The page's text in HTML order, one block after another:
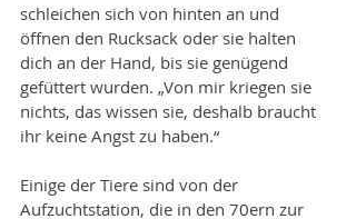
schleichen sich von hinten an und
öffnen den Rucksack oder sie halten
dich an der Hand, bis sie genügend
gefüttert wurden. „Von mir kriegen sie
nichts, das wissen sie, deshalb braucht
ihr keine Angst zu haben.“
Einige der Tiere sind von der
Aufzuchtstation, die in den 70ern zur